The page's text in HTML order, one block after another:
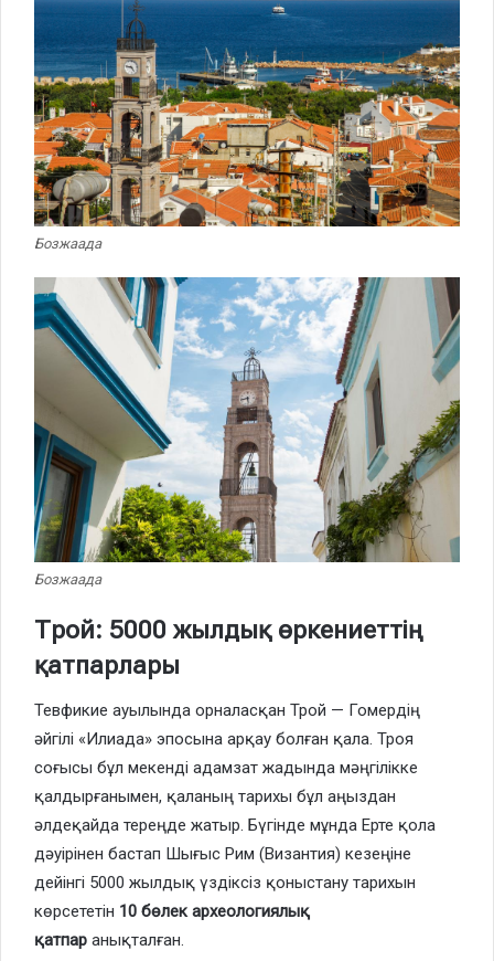
Бозжаада
Бозжаада
Трой: 5000 жылдық өркениеттің
қатпарлары
Тевфикие ауылында орналасқан Трой — Гомердің
әйгілі «Илиада» эпосына арқау болған қала. Троя
соғысы бұл мекенді адамзат жадында мәңгілікке
қалдырғанымен, қаланың тарихы бұл аңыздан
әлдеқайда тереңде жатыр. Бүгінде мұнда Ерте қола
дәуірінен бастап Шығыс Рим (Византия) кезеңіне
дейінгі 5000 жылдық үздіксіз қоныстану тарихын
көрсететін 10 бөлек археологиялық
қатпар анықталған.